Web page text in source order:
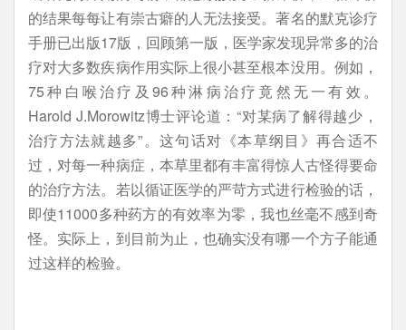
的结果每每让有崇古癖的人无法接受。著名的默克诊疗
手册已出版17版，回顾第一版，医学家发现异常多的治
疗对大多数疾病作用实际上很小甚至根本没用。例如，
75种白喉治疗及96种淋病治疗竟然无一有效。
Harold J.Morowitz博士评论道：“对某病了解得越少，
治疗方法就越多”。这句话对《本草纲目》再合适不
过，对每一种病症，本草里都有丰富得惊人古怪得要命
的治疗方法。若以循证医学的严苛方式进行检验的话，
即使11000多种药方的有效率为零，我也丝毫不感到奇
怪。实际上，到目前为止，也确实没有哪一个方子能通
过这样的检验。